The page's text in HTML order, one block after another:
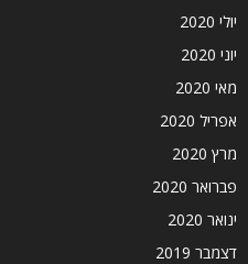
יולי 2020
יוני 2020
מאי 2020
אפריל 2020
מרץ 2020
פברואר 2020
ינואר 2020
דצמבר 2019